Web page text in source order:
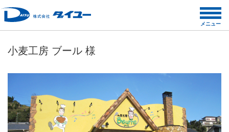
コ
テ
メニュー
小麦工房 ブール 様